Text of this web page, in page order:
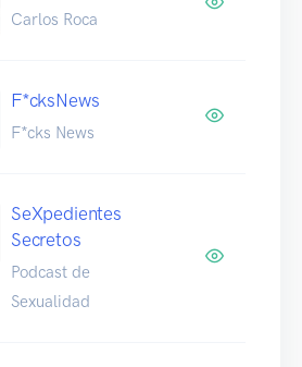
Carlos Roca
F*cksNews
F*cks News
SeXpedientes
Secretos
Podcast de
Sexualidad